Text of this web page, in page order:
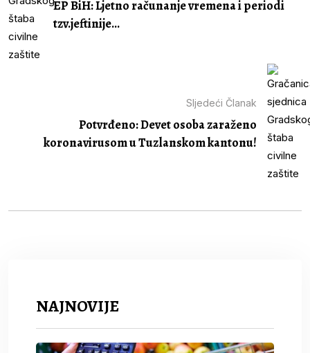
EP BiH: Ljetno računanje vremena i periodi
tzv.jeftinije...
Sljedeći Članak
Potvrđeno: Devet osoba zaraženo
koronavirusom u Tuzlanskom kantonu!
NAJNOVIJE